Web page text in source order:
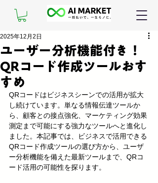
ユーザー分析機能付き！
QRコード作成ツールおす
すめ
2025年12月2日
QRコードはビジネスシーンでの活用が拡大
し続けています。単なる情報伝達ツールか
ら、顧客との接点強化、マーケティング効果
測定まで可能にする強力なツールへと進化し
ました。本記事では、ビジネスで活用できる
QRコード作成ツールの選び方から、ユーザ
ー分析機能を備えた最新ツールまで、QRコ
ード活用の可能性を探ります。